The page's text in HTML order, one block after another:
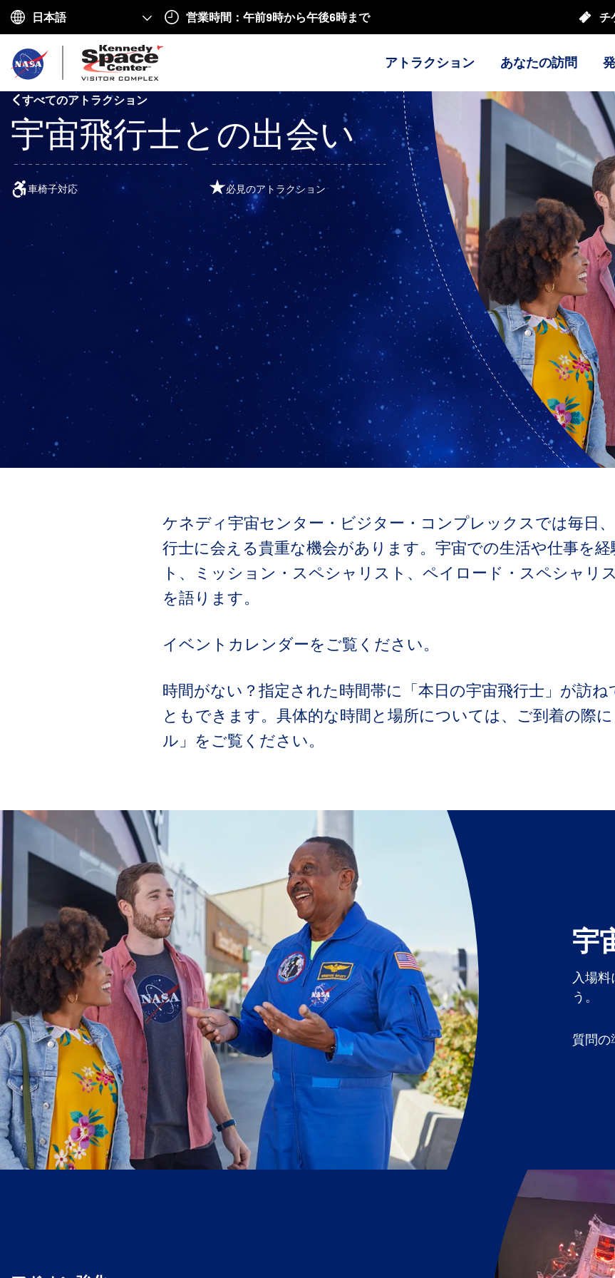
Choose
language
営業時間：午前9時から午後6時まで チ
ム
へ
戻
る
アトラクション あなたの訪問
すべてのアトラクション
宇宙飛行士との出会い
車椅子対応 必見のアトラクション
ケネディ宇宙センター・ビジター・コンプレックスでは毎日
行士に会える貴重な機会があります。宇宙での生活や仕事を
ト、ミッション・スペシャリスト、ペイロード・スペシャリ
を語ります。
イベントカレンダーをご覧ください。
時間がない？指定された時間帯に「本日の宇宙飛行士」が訪
ともできます。具体的な時間と場所については、ご到着の際
ル」をご覧ください。
宇
入場
う。
質問の